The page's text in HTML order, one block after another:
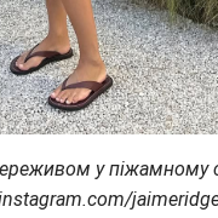
у піжамному